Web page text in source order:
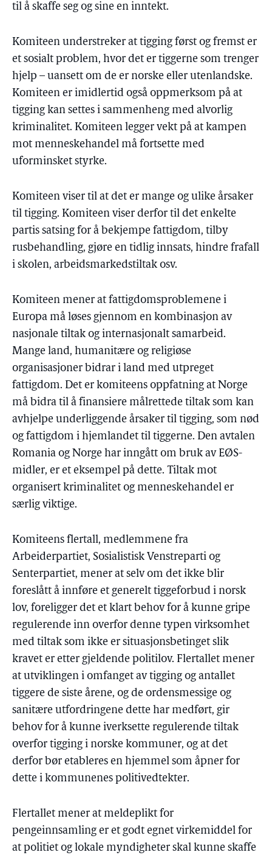
til å skaffe seg og sine en inntekt.
Komiteen understreker at tigging først og fremst er
et sosialt problem, hvor det er tiggerne som trenger
hjelp – uansett om de er norske eller utenlandske.
Komiteen er imidlertid også oppmerksom på at
tigging kan settes i sammenheng med alvorlig
kriminalitet. Komiteen legger vekt på at kampen
mot menneskehandel må fortsette med
uforminsket styrke.
Komiteen viser til at det er mange og ulike årsaker
til tigging. Komiteen viser derfor til det enkelte
partis satsing for å bekjempe fattigdom, tilby
rusbehandling, gjøre en tidlig innsats, hindre frafall
i skolen, arbeidsmarkedstiltak osv.
Komiteen mener at fattigdomsproblemene i
Europa må løses gjennom en kombinasjon av
nasjonale tiltak og internasjonalt samarbeid.
Mange land, humanitære og religiøse
organisasjoner bidrar i land med utpreget
fattigdom. Det er komiteens oppfatning at Norge
må bidra til å finansiere målrettede tiltak som kan
avhjelpe underliggende årsaker til tigging, som nød
og fattigdom i hjemlandet til tiggerne. Den avtalen
Romania og Norge har inngått om bruk av EØS-
midler, er et eksempel på dette. Tiltak mot
organisert kriminalitet og menneskehandel er
særlig viktige.
Komiteens flertall, medlemmene fra
Arbeiderpartiet, Sosialistisk Venstreparti og
Senterpartiet, mener at selv om det ikke blir
foreslått å innføre et generelt tiggeforbud i norsk
lov, foreligger det et klart behov for å kunne gripe
regulerende inn overfor denne typen virksomhet
med tiltak som ikke er situasjonsbetinget slik
kravet er etter gjeldende politilov. Flertallet mener
at utviklingen i omfanget av tigging og antallet
tiggere de siste årene, og de ordensmessige og
sanitære utfordringene dette har medført, gir
behov for å kunne iverksette regulerende tiltak
overfor tigging i norske kommuner, og at det
derfor bør etableres en hjemmel som åpner for
dette i kommunenes politivedtekter.
Flertallet mener at meldeplikt for
pengeinnsamling er et godt egnet virkemiddel for
at politiet og lokale myndigheter skal kunne skaffe